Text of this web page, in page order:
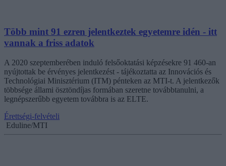
Több mint 91 ezren jelentkeztek egyetemre idén - itt
vannak a friss adatok
A 2020 szeptemberében induló felsőoktatási képzésekre 91 460-an
nyújtottak be érvényes jelentkezést - tájékoztatta az Innovációs és
Technológiai Minisztérium (ITM) pénteken az MTI-t. A jelentkezők
többsége állami ösztöndíjas formában szeretne továbbtanulni, a
legnépszerűbb egyetem továbbra is az ELTE.
Érettségi-felvételi
Eduline/MTI